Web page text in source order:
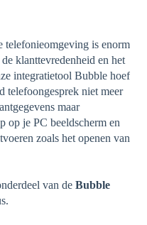
telefonieomgeving is enorm
klanttevredenheid en het
integratietool Bubble hoef
telefoongesprek niet meer
maar
op je PC beeldscherm en
zoals het openen van
van de Bubble